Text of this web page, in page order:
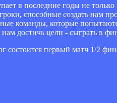
в последние годы не
способные создать нам
команды, которые
достичь цели - сыграть в
состоится первый матч 1/2